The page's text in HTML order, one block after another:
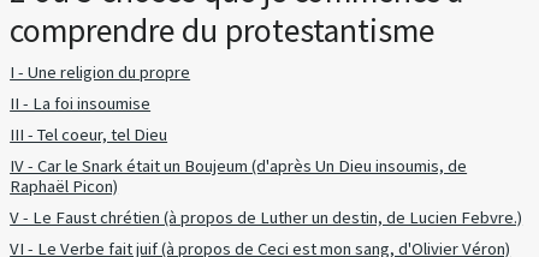
comprendre du protestantisme
I - Une religion du propre
II - La foi insoumise
III - Tel coeur, tel Dieu
IV - Car le Snark était un Boujeum (d'après Un Dieu insoumis, de
Raphaël Picon)
V - Le Faust chrétien (à propos de Luther un destin, de Lucien Febvre.)
VI - Le Verbe fait juif (à propos de Ceci est mon sang, d'Olivier Véron)